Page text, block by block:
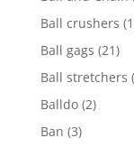
Ball crushers
Ball gags (21)
Ball stretchers
Balldo (2)
Ban (3)